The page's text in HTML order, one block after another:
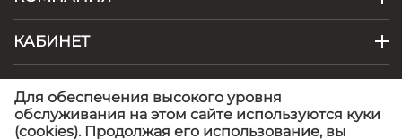
КАБИНЕТ
КОНТАКТЫ
Для обеспечения высокого уровня
обслуживания на этом сайте используются куки
(cookies). Продолжая его использование, вы